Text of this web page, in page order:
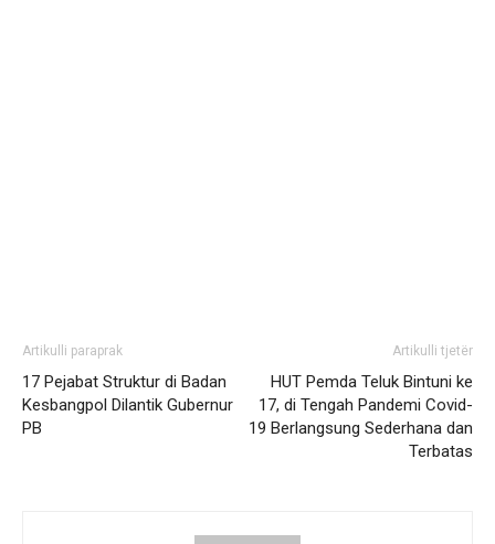
Artikulli paraprak
17 Pejabat Struktur di Badan
Kesbangpol Dilantik Gubernur
PB
Artikulli tjetër
HUT Pemda Teluk Bintuni ke
17, di Tengah Pandemi Covid-
19 Berlangsung Sederhana dan
Terbatas